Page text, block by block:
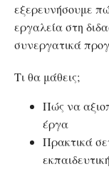
εξερευνήσουμε
εργαλεία στη
συνεργατικά
Τι θα μάθεις;
Πώς να
έργα
Πρακτικά